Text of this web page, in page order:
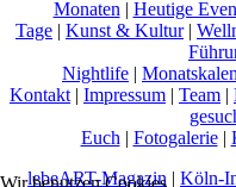
Monaten | Heutige
Tage | Kunst & Kultur|
Nightlife |
Kontakt | Impressum | Team |
Euch | Fotogalerie|
lebeART-Magazin | Köln-
Wir benutzen Cookies